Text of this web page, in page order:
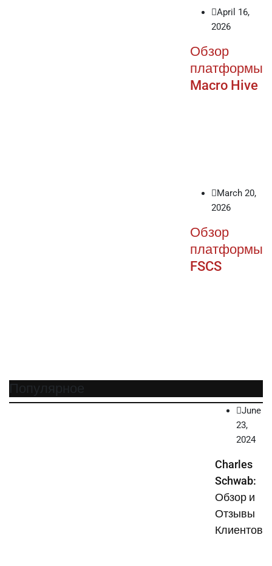
April 16,
2026
Обзор
платформы
Macro Hive
March 20,
2026
Обзор
платформы
FSCS
Популярное
June
23,
2024
Charles
Schwab:
Обзор и
Отзывы
Клиентов